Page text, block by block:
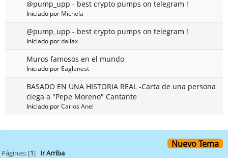
@pump_upp - best crypto pumps on telegram !
Iniciado por Michela
@pump_upp - best crypto pumps on telegram !
Iniciado pordaliax
Muros famosos en el mundo
Iniciado por Eaglenest
BASADO EN UNA HISTORIA REAL -Carta de una persona
ciega a "Pepe Moreno" Cantante
Iniciado porCarlos Anel
Nuevo Tema
Páginas: [1] Ir Arriba